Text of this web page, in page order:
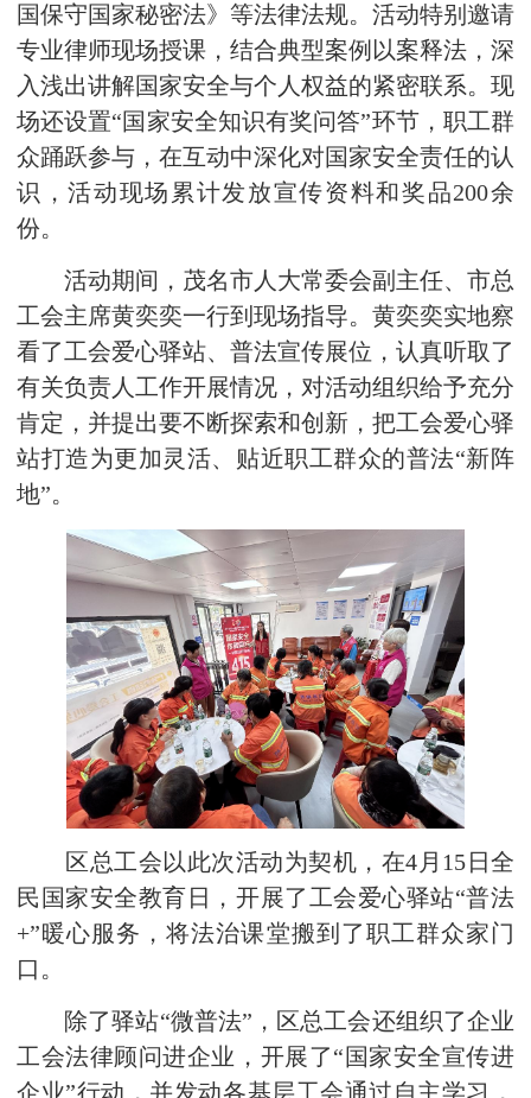
国保守国家秘密法》等法律法规。活动特别邀请
专业律师现场授课，结合典型案例以案释法，深
入浅出讲解国家安全与个人权益的紧密联系。现
场还设置“国家安全知识有奖问答”环节，职工群
众踊跃参与，在互动中深化对国家安全责任的认
识，活动现场累计发放宣传资料和奖品200余
份。
活动期间，茂名市人大常委会副主任、市总
工会主席黄奕奕一行到现场指导。黄奕奕实地察
看了工会爱心驿站、普法宣传展位，认真听取了
有关负责人工作开展情况，对活动组织给予充分
肯定，并提出要不断探索和创新，把工会爱心驿
站打造为更加灵活、贴近职工群众的普法“新阵
地”。
区总工会以此次活动为契机，在4月15日全
民国家安全教育日，开展了工会爱心驿站“普法
+”暖心服务，将法治课堂搬到了职工群众家门
口。
除了驿站“微普法”，区总工会还组织了企业
工会法律顾问进企业，开展了“国家安全宣传进
企业”行动，并发动各基层工会通过自主学习，